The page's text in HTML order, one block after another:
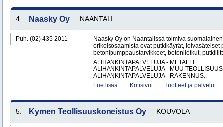
4. Naasky Oy NAANTALI
Puh. (02) 435 2011
Naasky Oy on Naantalissa toimiva
erikoisosaamista ovat putkikäyrät, loivasäteiset
betonipumppaustarvikkeet, betoniletkut,
ALIHANKINTAPALVELUJA - METALLI
ALIHANKINTAPALVELUJA - MUU TEOLLISUUS
ALIHANKINTAPALVELUJA - RAKENNUS..
Lue lisää..
Kotisivut Tuotteet ja palvelut
5. Kymen Teollisuuskoneistus Oy KOUVOLA